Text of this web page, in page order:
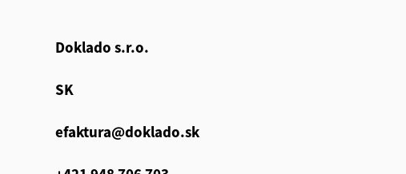
Doklado s.r.o.
SK
efaktura@doklado.sk